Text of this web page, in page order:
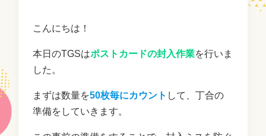
こんにちは！
本日のTGSはポストカードの封入作業を行いま
した。
まずは数量を50枚毎にカウント して、丁合の
準備をしていきます。